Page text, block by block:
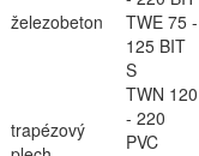
železobeton
TWE 75 -
125 BIT
S
trapézový
TWN 120
- 220
PVC